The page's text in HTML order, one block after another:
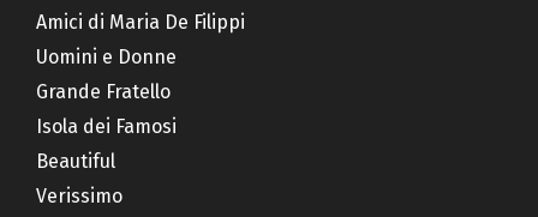
Amici di Maria De Filippi
Uomini e Donne
Grande Fratello
Isola dei Famosi
Beautiful
Verissimo